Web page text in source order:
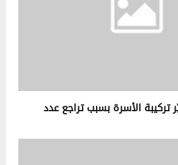
تركيبة الأسرة بسبب تراجع عدد